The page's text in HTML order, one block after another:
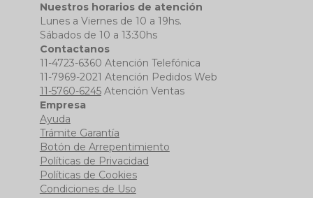
Nuestros horarios de atención
Lunes a Viernes de 10 a 19hs.
Sábados de 10 a 13:30hs
Contactanos
11-4723-6360 Atención Telefónica
11-7969-2021 Atención Pedidos Web
11-5760-6245Atención Ventas
Empresa
Ayuda
Trámite Garantía
Botón de Arrepentimiento
Políticas de Privacidad
Políticas de Cookies
Condiciones de Uso